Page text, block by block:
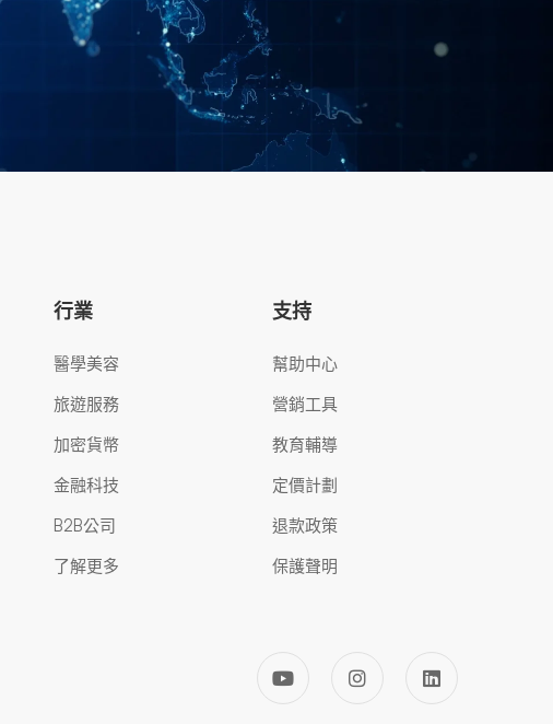
行業
醫學美容
旅遊服務
加密貨幣
金融科技
B2B公司
了解更多
支持
幫助中心
營銷工具
教育輔導
定價計劃
退款政策
保護聲明